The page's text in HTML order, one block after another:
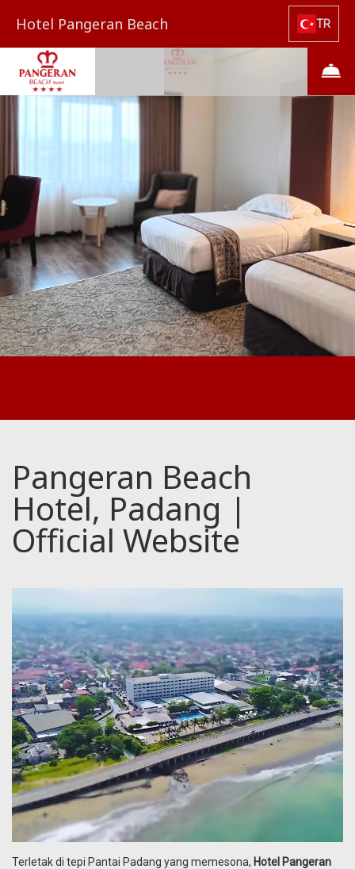
Hotel Pangeran Beach TR
Pangeran Beach
Hotel, Padang |
Official Website
Terletak di tepi Pantai Padang yang memesona, Hotel Pangeran